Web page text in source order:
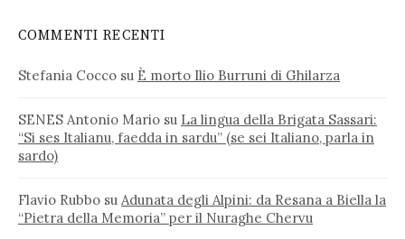
COMMENTI RECENTI
Stefania Cocco su È morto Ilio Burruni di Ghilarza
SENES Antonio Mario su La lingua della Brigata Sassari:
“Si ses Italianu, faedda in sardu” (se sei Italiano, parla in
sardo)
Flavio Rubbo su Adunata degli Alpini: da Resana a Biella la
“Pietra della Memoria” per il Nuraghe Chervu